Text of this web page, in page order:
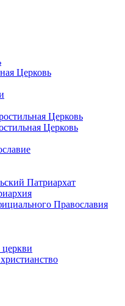
Церковь
Церковь
Церковь
Патриархат
Православия